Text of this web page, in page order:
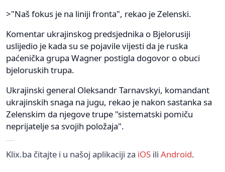
>"Naš fokus je na liniji fronta", rekao je Zelenski.
Komentar ukrajinskog predsjednika o Bjelorusiji
uslijedio je kada su se pojavile vijesti da je ruska
paćenička grupa Wagner postigla dogovor o obuci
bjeloruskih trupa.
Ukrajinski general Oleksandr Tarnavskyi, komandant
ukrajinskih snaga na jugu, rekao je nakon sastanka sa
Zelenskim da njegove trupe "sistematski pomiču
neprijatelje sa svojih položaja".
Klix.ba čitajte i u našoj aplikaciji za iOS ili Android.